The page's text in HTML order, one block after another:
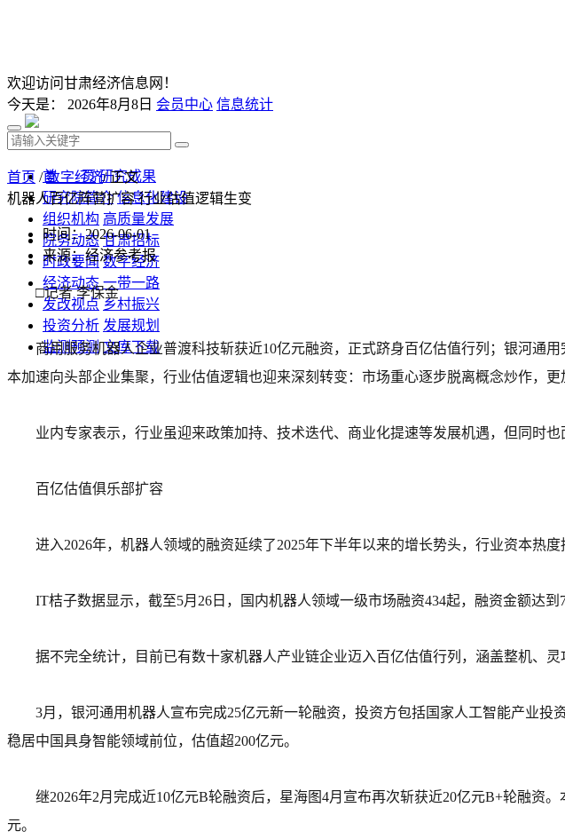
欢迎访问甘肃经济信息网！
今天是： 2026年8月8日 会员中心 信息统计
首 页 研究成果
研究院简介 信息化建设
组织机构 高质量发展
院务动态 甘肃招标
时政要闻 数字经济
经济动态 一带一路
发改视点 乡村振兴
投资分析 发展规划
监测预测 文库下载
首页 /数字经济/ 正文
机器人百亿阵营扩容 行业估值逻辑生变
时间：2026-06-01
来源：经济参考报
□记者 李保金
商用服务机器人企业普渡科技斩获近10亿元融资，正式跻身百亿估值行列；银河
本加速向头部企业集聚，行业估值逻辑也迎来深刻转变：市场重心逐步脱离概念炒作，
业内专家表示，行业虽迎来政策加持、技术迭代、商业化提速等发展机遇，但同时
百亿估值俱乐部扩容
进入2026年，机器人领域的融资延续了2025年下半年以来的增长势头，行业资本热
IT桔子数据显示，截至5月26日，国内机器人领域一级市场融资434起，融资金额达到
据不完全统计，目前已有数十家机器人产业链企业迈入百亿估值行列，涵盖整机、
3月，银河通用机器人宣布完成25亿元新一轮融资，投资方包括国家人工智能产业
稳居中国具身智能领域前位，估值超200亿元。
继2026年2月完成近10亿元B轮融资后，星海图4月宣布再次斩获近20亿元B+轮融资
元。